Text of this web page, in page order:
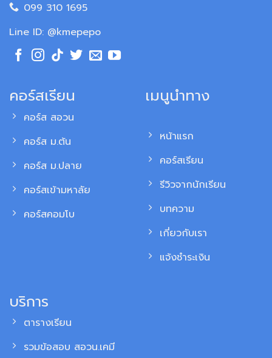
099 310 1695
Line ID: @kmepepo
คอร์สเรียน
คอร์ส สอวน
คอร์ส ม.ต้น
คอร์ส ม.ปลาย
คอร์สเข้ามหาลัย
คอร์สคอมโบ
เมนูนำทาง
หน้าแรก
คอร์สเรียน
รีวิวจากนักเรียน
บทความ
เกี่ยวกับเรา
แจ้งชำระเงิน
บริการ
ตารางเรียน
รวมข้อสอบ สอวน.เคมี